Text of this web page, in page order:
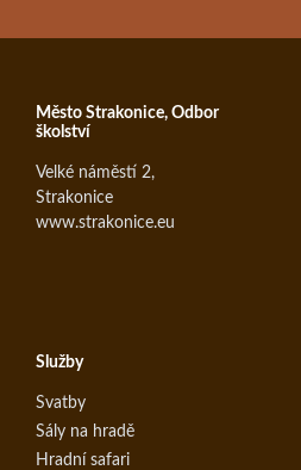
Město Strakonice, Odbor
školství
Velké náměstí 2,
Strakonice
www.strakonice.eu
Služby
Svatby
Sály na hradě
Hradní safari